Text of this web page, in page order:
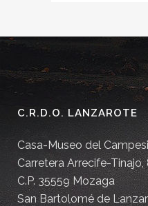
C.R.D.O. LANZAROTE
Casa-Museo del
Carretera Arrecife-Tinajo,
C.P. 35559 Mozaga
San Bartolomé de